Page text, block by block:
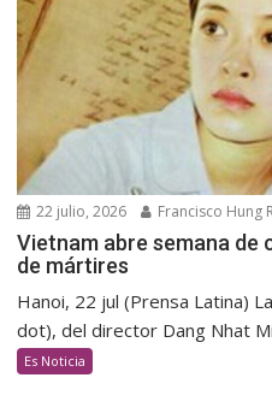
22 julio, 2026 Francisco Hung
Vietnam abre semana de
de mártires
Hanoi, 22 jul (Prensa Latina)
dot), del director Dang Nhat
Es Noticia